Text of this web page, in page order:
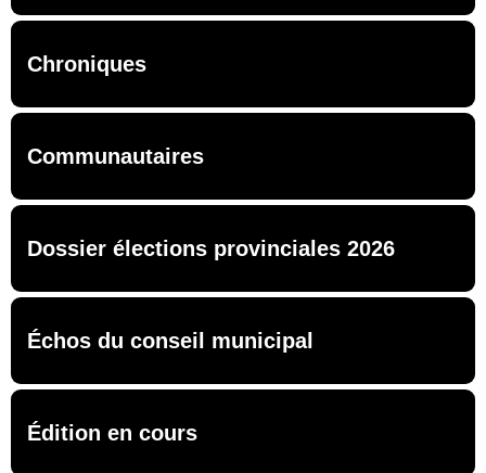
Chroniques
Communautaires
Dossier élections provinciales 2026
Échos du conseil municipal
Édition en cours